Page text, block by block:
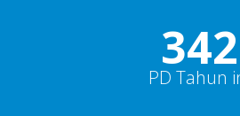
342
PD Tahun